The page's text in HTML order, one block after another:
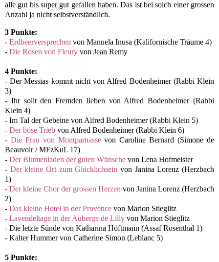
alle gut bis super gut gefallen haben. Das ist bei solch einer grossen
Anzahl ja nicht selbstverständlich.
3 Punkte:
- Erdbeerversprechen von Manuela Inusa (Kalifornische Träume 4)
- Die Rosen von Fleury von Jean Remy
4 Punkte:
- Der Messias kommt nicht von Alfred Bodenheimer (Rabbi Klein
3)
- Ihr sollt den Fremden lieben von Alfred Bodenheimer (Rabbi
Klein 4)
- Im Tal der Gebeine von Alfred Bodenheimer (Rabbi Klein 5)
- Der böse Trieb von Alfred Bodenheimer (Rabbi Klein 6)
- Die Frau von Montparnassevon Caroline Bernard (Simone de
Beauvoir / MFzKuL 17)
- Der Blumenladen der guten Wünsche von Lena Hofmeister
- Der kleine Ort zum Glücklichsein von Janina Lorenz (Herzbach
1)
- Der kleine Chor der grossen Herzen von Janina Lorenz (Herzbach
2)
- Das kleine Hotel in der Provence von Marion Stieglitz
- Lavendeltage in der Auberge de Lilly von Marion Stieglitz
- Die letzte Sünde von Katharina Höftmann (Assaf Rosenthal 1)
- Kalter Hummer von Catherine Simon (Leblanc 5)
5 Punkte: